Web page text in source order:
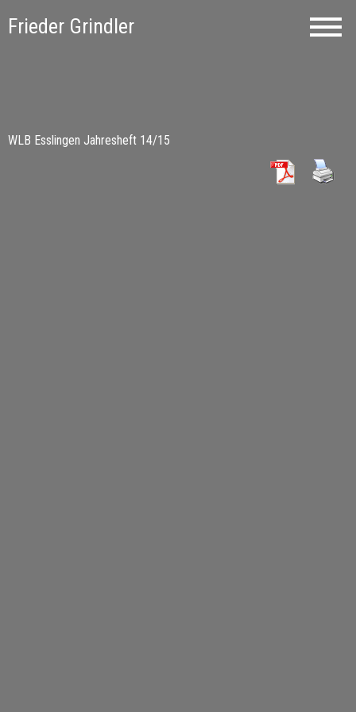
Frieder Grindler
WLB Esslingen Jahresheft 14/15